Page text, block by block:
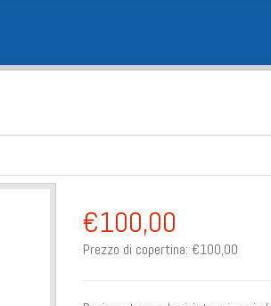
€100,00
Prezzo di copertina: €100,00